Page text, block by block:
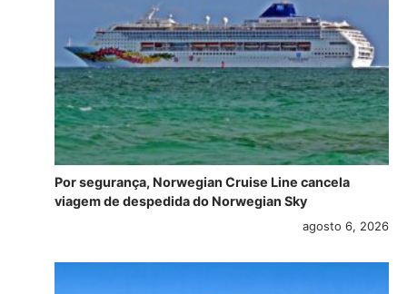
Por segurança, Norwegian Cruise Line cancela
viagem de despedida do Norwegian Sky
agosto 6, 2026